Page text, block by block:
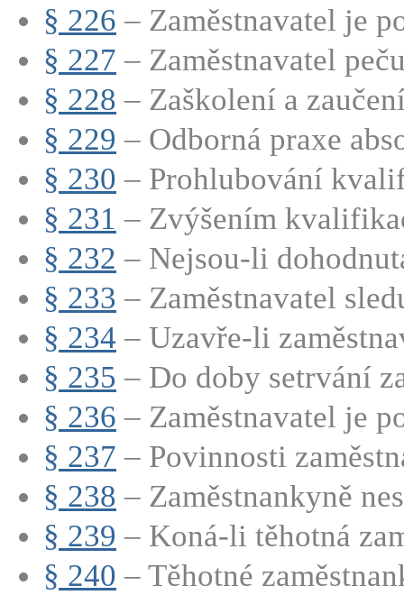
§ 226 – Zaměstnavatel je
§ 227 – Zaměstnavatel
§ 228 – Zaškolení a
§ 229 – Odborná praxe
§ 230 – Prohlubování
§ 231 – Zvýšením
§ 232 – Nejsou-li
§ 233 – Zaměstnavatel
§ 234 – Uzavře-li
§ 235 – Do doby setrvání
§ 236 – Zaměstnavatel je
§ 237 – Povinnosti
§ 238 – Zaměstnankyně
§ 239 – Koná-li těhotná
§ 240 – Těhotné